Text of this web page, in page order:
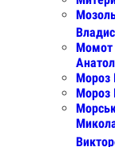
Момот
Мороз
Мороз